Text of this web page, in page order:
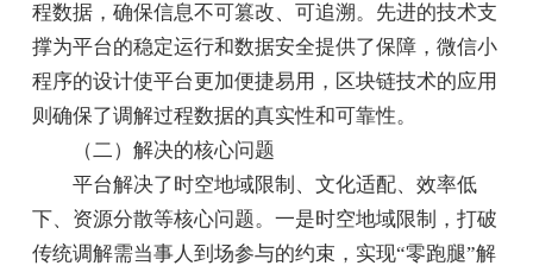
程数据，确保信息不可篡改、可追溯。先进的技术支
撑为平台的稳定运行和数据安全提供了保障，微信小
程序的设计使平台更加便捷易用，区块链技术的应用
则确保了调解过程数据的真实性和可靠性。
（二）解决的核心问题
平台解决了时空地域限制、文化适配、效率低
下、资源分散等核心问题。一是时空地域限制，打破
传统调解需当事人到场参与的约束，实现“零跑腿”解